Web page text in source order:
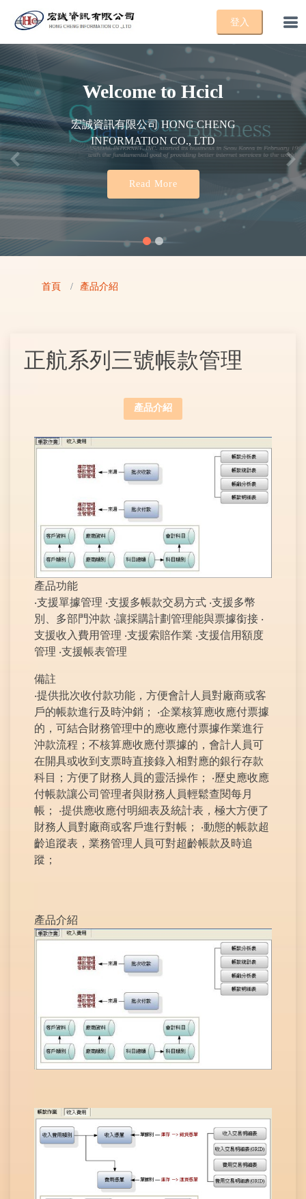
Welcome to Hcicl
宏誠資訊有限公司 HONG CHENG
INFORMATION CO., LTD
Read More
Previous
首頁 產品介紹
正航系列三號帳款管理
產品介紹
產品功能
‧支援單據管理 ‧支援多帳款交易方式 ‧支援多幣
別、多部門沖款 ‧讓採購計劃管理能與票據銜接 ‧
支援收入費用管理 ‧支援索賠作業 ‧支援信用額度
管理 ‧支援帳表管理
備註
‧提供批次收付款功能，方便會計人員對廠商或客
戶的帳款進行及時沖銷； ‧企業核算應收應付票據
的，可結合財務管理中的應收應付票據作業進行
沖款流程；不核算應收應付票據的，會計人員可
在開具或收到支票時直接錄入相對應的銀行存款
科目；方便了財務人員的靈活操作； ‧歷史應收應
付帳款讓公司管理者與財務人員輕鬆查閱每月
帳； ‧提供應收應付明細表及統計表，極大方便了
財務人員對廠商或客戶進行對帳； ‧動態的帳款超
齡追蹤表，業務管理人員可對超齡帳款及時追
蹤；
產品介紹